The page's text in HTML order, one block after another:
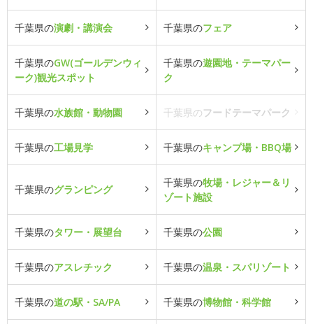
千葉県の演劇・講演会 千葉県のフェア
千葉県のGW(ゴールデンウィ
ーク)観光スポット
千葉県の遊園地・テーマパー
ク
千葉県の水族館・動物園 千葉県のフードテーマパーク
千葉県の工場見学 千葉県のキャンプ場・BBQ場
千葉県のグランピング
千葉県の牧場・レジャー＆リ
ゾート施設
千葉県のタワー・展望台 千葉県の公園
千葉県のアスレチック 千葉県の温泉・スパリゾート
千葉県の道の駅・SA/PA 千葉県の博物館・科学館